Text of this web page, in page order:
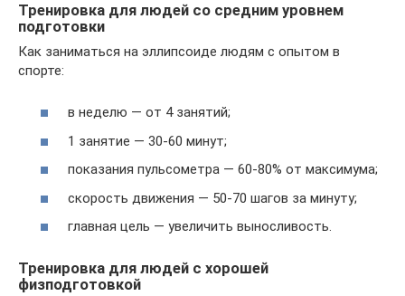
Тренировка для людей со средним уровнем
подготовки
Как заниматься на эллипсоиде людям с опытом в
спорте:
в неделю — от 4 занятий;
1 занятие — 30-60 минут;
показания пульсометра — 60-80% от максимума;
скорость движения — 50-70 шагов за минуту;
главная цель — увеличить выносливость.
Тренировка для людей с хорошей
физподготовкой